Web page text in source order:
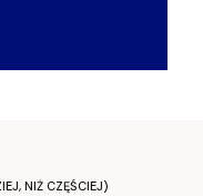
NIŻ CZĘŚCIEJ)